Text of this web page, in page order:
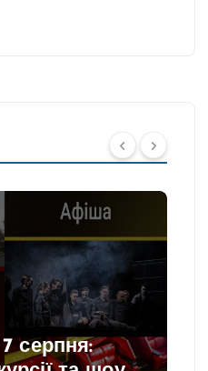
7 серпня: